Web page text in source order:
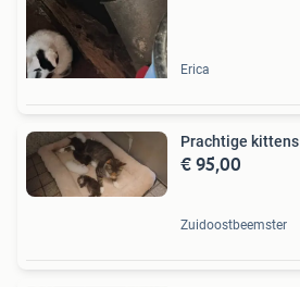
Erica
Prachtige kittens
€ 95,00
Zuidoostbeemster